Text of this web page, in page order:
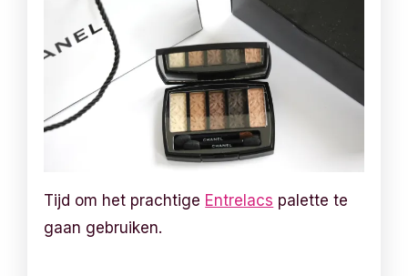
Tijd om het prachtige Entrelacs palette te
gaan gebruiken.